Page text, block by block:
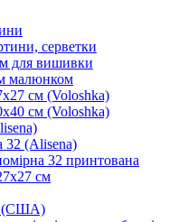
серветки
для вишивки
малюнком
см (Voloshka)
см (Voloshka)
32 (Alisena)
32 принтована
см
(США)